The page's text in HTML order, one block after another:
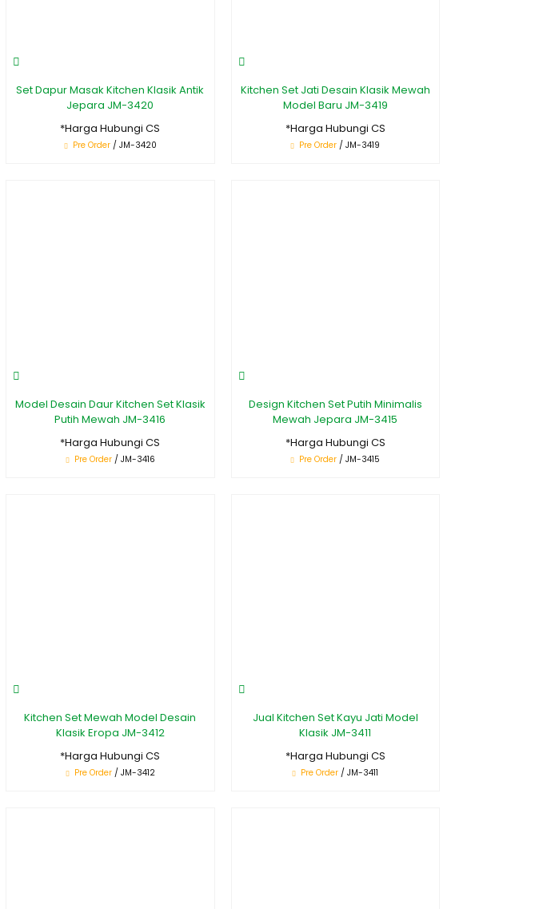
Set Dapur Masak Kitchen Klasik Antik
Jepara JM-3420
*Harga Hubungi CS
Pre Order/ JM-3420
Kitchen Set Jati Desain Klasik Mewah
Model Baru JM-3419
*Harga Hubungi CS
Pre Order / JM-3419
Model Desain Daur Kitchen Set Klasik
Putih Mewah JM-3416
*Harga Hubungi CS
Pre Order/ JM-3416
Design Kitchen Set Putih Minimalis
Mewah Jepara JM-3415
*Harga Hubungi CS
Pre Order / JM-3415
Kitchen Set Mewah Model Desain
Klasik Eropa JM-3412
*Harga Hubungi CS
Pre Order/ JM-3412
Jual Kitchen Set Kayu Jati Model
Klasik JM-3411
*Harga Hubungi CS
Pre Order / JM-3411